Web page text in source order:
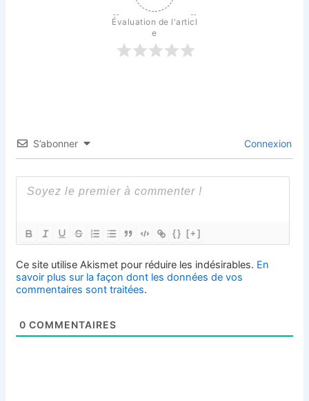
Évaluation de l'articl
e
S’abonner Connexion
{} [+]
Ce site utilise Akismet pour réduire les indésirables. En
savoir plus sur la façon dont les données de vos
commentaires sont traitées.
0 COMMENTAIRES